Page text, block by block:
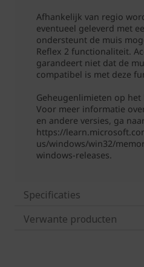
Specificaties
Verwante producten